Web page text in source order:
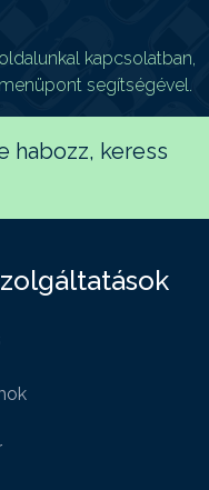
kapcsolatban,
segítségével.
habozz, keress